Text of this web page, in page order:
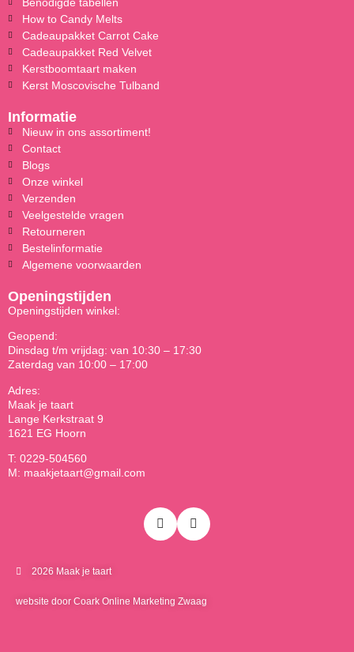
How to Candy Melts
Cadeaupakket Carrot Cake
Cadeaupakket Red Velvet
Kerstboomtaart maken
Kerst Moscovische Tulband
Informatie
Nieuw in ons assortiment!
Contact
Blogs
Onze winkel
Verzenden
Veelgestelde vragen
Retourneren
Bestelinformatie
Algemene voorwaarden
Openingstijden
Openingstijden winkel:
Geopend:
Dinsdag t/m vrijdag: van 10:30 – 17:30
Zaterdag van 10:00 – 17:00
Adres:
Maak je taart
Lange Kerkstraat 9
1621 EG Hoorn
T: 0229-504560
M: maakjetaart@gmail.com
2026 Maak je taart
website door Coark Online Marketing Zwaag